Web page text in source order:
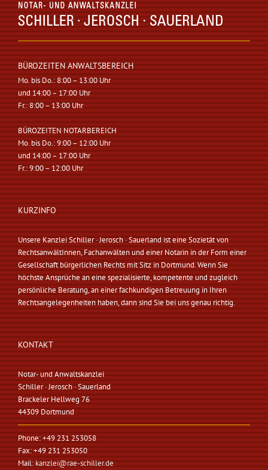
BÜROZEITEN ANWALTSBEREICH
Mo. bis Do.: 8:00 – 13:00 Uhr
und 14:00 – 17:00 Uhr
Fr.: 8:00 – 13:00 Uhr
BÜROZEITEN NOTARBEREICH
Mo. bis Do.: 9:00 – 12:00 Uhr
und 14:00 – 17:00 Uhr
Fr.: 9:00 – 12:00 Uhr
KURZINFO
Unsere Kanzlei Schiller · Jerosch · Sauerland ist eine Sozietät von
RechtsanwältInnen, Fachanwälten und einer Notarin in der Form einer
Gesellschaft bürgerlichen Rechts mit Sitz in Dortmund. Wenn Sie
höchste Ansprüche an eine spezialisierte, kompetente und zugleich
persönliche Beratung, an einer fachkundigen Betreuung in Ihren
Rechtsangelegenheiten haben, dann sind Sie bei uns genau richtig.
KONTAKT
Notar- und Anwaltskanzlei
Schiller · Jerosch · Sauerland
Brackeler Hellweg 76
44309 Dortmund
Phone: +49 231 253058
Fax: +49 231 253050
Mail:kanzlei@rae-schiller.de